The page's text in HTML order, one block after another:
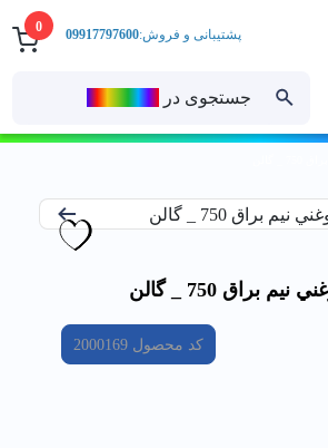
0
جستجوی در
پشتیبانی و فروش:09917797600
750 _ گالن
کد محصول 2000169